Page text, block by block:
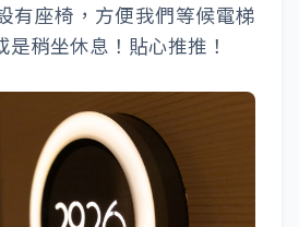
有座椅，方便我們等候電梯
稍坐休息！貼心推推！